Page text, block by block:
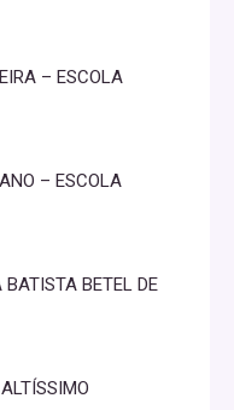
– ESCOLA
– ESCOLA
BETEL DE